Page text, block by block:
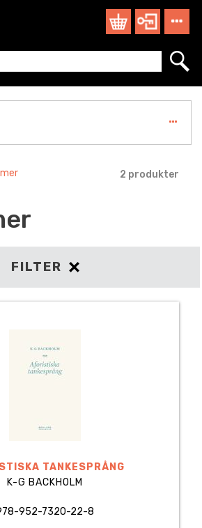
2 produkter
FILTER
TANKESPRÅNG
K-G BACKHOLM
952-7320-22-8